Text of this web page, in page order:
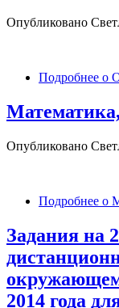
Опубликовано
Подробнее о
Опубликовано
Подробнее о
Задания на
2014 года